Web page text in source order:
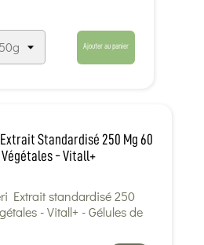
Ajouter au panier
Standardisé 250 Mg 60
Végétales - Vitall+